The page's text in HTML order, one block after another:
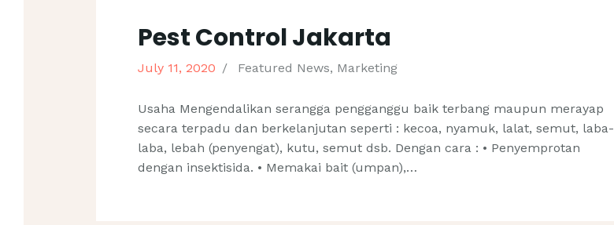
Pest Control Jakarta
July 11, 2020 Featured News, Marketing
Usaha Mengendalikan serangga pengganggu baik terbang maupun merayap
secara terpadu dan berkelanjutan seperti : kecoa, nyamuk, lalat, semut, laba-
laba, lebah (penyengat), kutu, semut dsb. Dengan cara : • Penyemprotan
dengan insektisida. • Memakai bait (umpan),…